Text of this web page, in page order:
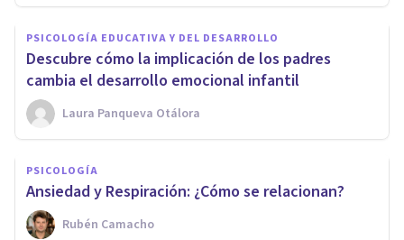
PSICOLOGÍA EDUCATIVA Y DEL DESARROLLO
Descubre cómo la implicación de los padres
cambia el desarrollo emocional infantil
Laura Panqueva Otálora
PSICOLOGÍA
Ansiedad y Respiración: ¿Cómo se relacionan?
Rubén Camacho